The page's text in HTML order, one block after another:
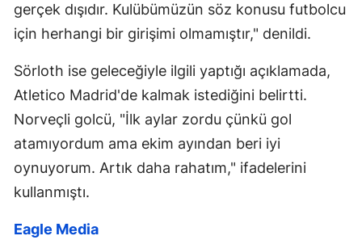
gerçek dışıdır. Kulübümüzün söz konusu futbolcu
için herhangi bir girişimi olmamıştır," denildi.
Sörloth ise geleceğiyle ilgili yaptığı açıklamada,
Atletico Madrid'de kalmak istediğini belirtti.
Norveçli golcü, "İlk aylar zordu çünkü gol
atamıyordum ama ekim ayından beri iyi
oynuyorum. Artık daha rahatım," ifadelerini
kullanmıştı.
Eagle Media